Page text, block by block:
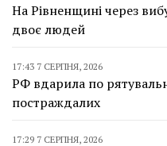
На Рівненщині через
двоє людей
17:43 7 СЕРПНЯ, 2026
РФ вдарила по
постраждалих
17:29 7 СЕРПНЯ, 2026